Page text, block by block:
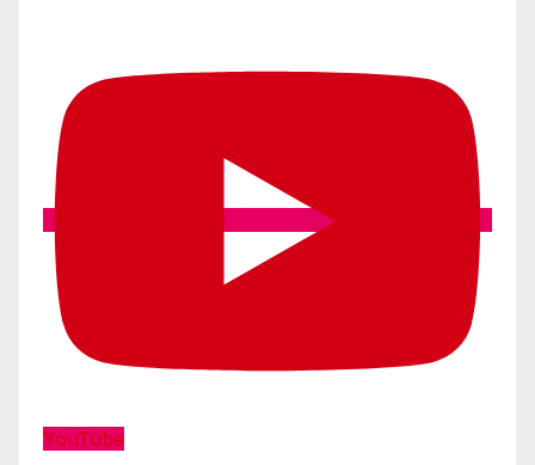
YouTube